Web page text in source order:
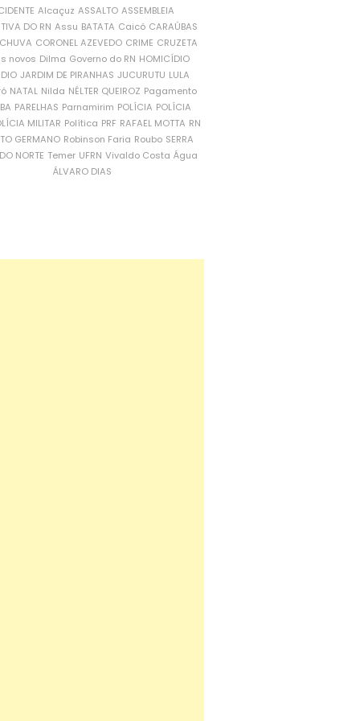
Alcaçuz ASSALTO ASSEMBLEIA
DO RN Assu BATATA Caicó CARAÚBAS
CORONEL AZEVEDO CRIME CRUZETA
novos Dilma Governo do RN HOMICÍDIO
JARDIM DE PIRANHAS JUCURUTU LULA
NATAL Nilda NÉLTER QUEIROZ Pagamento
PARELHAS Parnamirim POLÍCIA POLÍCIA
MILITAR Política PRF RAFAEL MOTTA RN
GERMANO Robinson Faria Roubo SERRA
NORTE Temer UFRN Vivaldo Costa Água
ÁLVARO DIAS